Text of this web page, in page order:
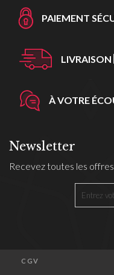
PAIEMENT
À VOTRE
Newsletter
Recevez toutes les
CGV